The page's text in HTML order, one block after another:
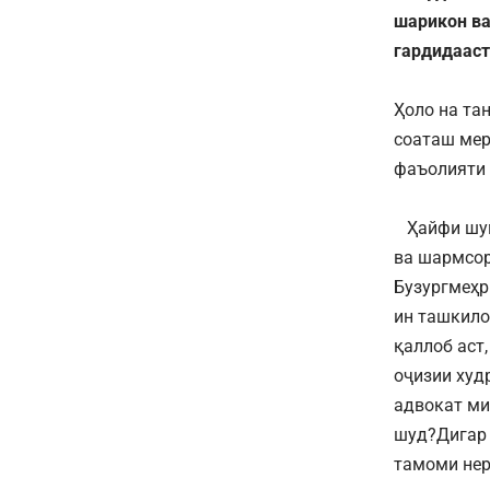
шарикон
Ҳоло на
соаташ
фаъолияти
Ҳайфи
ва
ин
қаллоб
оҷизии
адвокат
тамоми